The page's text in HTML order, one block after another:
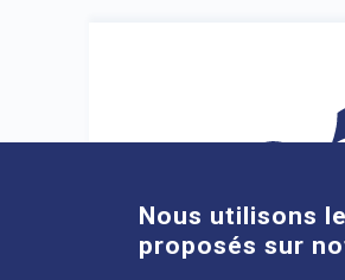
Nous utilisons
proposés sur